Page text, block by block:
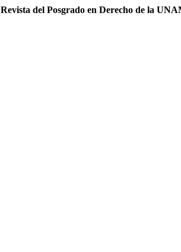
Revista del Posgrado en Derecho de la